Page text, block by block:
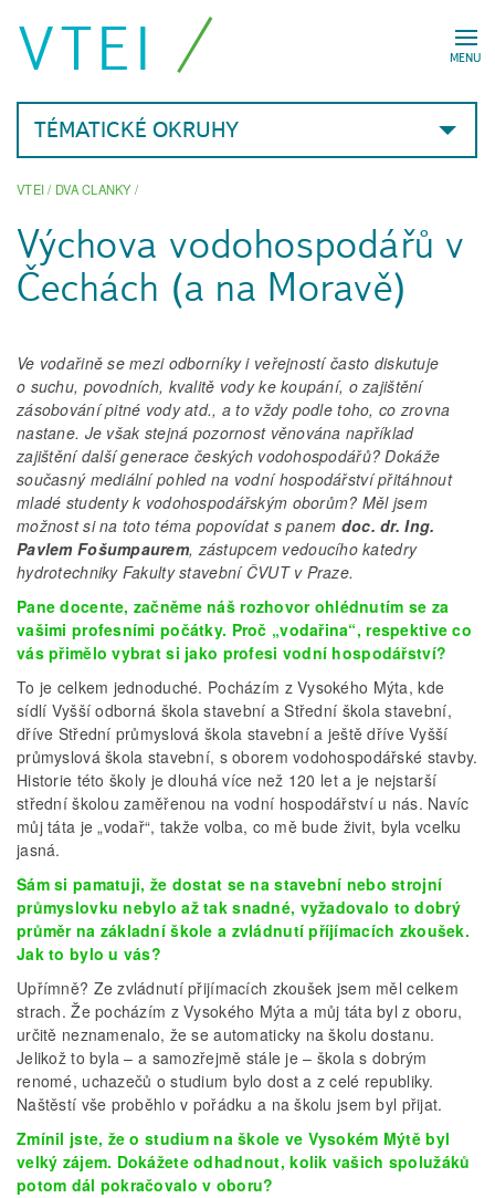
MENU
VTEI
TÉMATICKÉ OKRUHY
VTEI/ DVA CLANKY/
Výchova vodohospodářů v
Čechách (a na Moravě)
Ve vodařině se mezi odborníky i veřejností často diskutuje
o suchu, povodních, kvalitě vody ke koupání, o zajištění
zásobování pitné vody atd., a to vždy podle toho, co zrovna
nastane. Je však stejná pozornost věnována například
zajištění další generace českých vodohospodářů? Dokáže
současný mediální pohled na vodní hospodářství přitáhnout
mladé studenty k vodohospodářským oborům? Měl jsem
možnost si na toto téma popovídat s panem doc. dr. Ing.
Pavlem Fošumpaurem, zástupcem vedoucího katedry
hydrotechniky Fakulty stavební ČVUT v Praze.
Pane docente, začněme náš rozhovor ohlédnutím se za
vašimi profesními počátky. Proč „vodařina“, respektive co
vás přimělo vybrat si jako profesi vodní hospodářství?
To je celkem jednoduché. Pocházím z Vysokého Mýta, kde
sídlí Vyšší odborná škola stavební a Střední škola stavební,
dříve Střední průmyslová škola stavební a ještě dříve Vyšší
průmyslová škola stavební, s oborem vodohospodářské stavby.
Historie této školy je dlouhá více než 120 let a je nejstarší
střední školou zaměřenou na vodní hospodářství u nás. Navíc
můj táta je „vodař“, takže volba, co mě bude živit, byla vcelku
jasná.
Sám si pamatuji, že dostat se na stavební nebo strojní
průmyslovku nebylo až tak snadné, vyžadovalo to dobrý
průměr na základní škole a zvládnutí příjímacích zkoušek.
Jak to bylo u vás?
Upřímně? Ze zvládnutí přijímacích zkoušek jsem měl celkem
strach. Že pocházím z Vysokého Mýta a můj táta byl z oboru,
určitě neznamenalo, že se automaticky na školu dostanu.
Jelikož to byla – a samozřejmě stále je – škola s dobrým
renomé, uchazečů o studium bylo dost a z celé republiky.
Naštěstí vše proběhlo v pořádku a na školu jsem byl přijat.
Zmínil jste, že o studium na škole ve Vysokém Mýtě byl
velký zájem. Dokážete odhadnout, kolik vašich spolužáků
potom dál pokračovalo v oboru?